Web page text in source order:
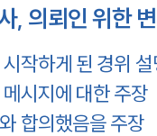
, 의뢰인 위한
작하게 된 경위 설
시지에 대한 주장
합의했음을 주장